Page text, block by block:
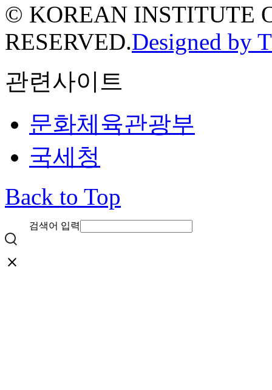
© KOREAN INSTITUTE
RESERVED.Designed by
관련사이트
문화체육관광부
국세청
Back to Top
검색어 입력
close